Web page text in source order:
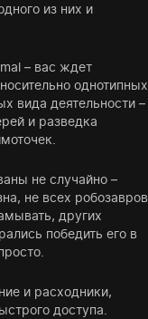
из них и
– вас ждет
однотипных
вида деятельности –
и разведка
не случайно –
не всех робозавров
других
победить его в
и расходники,
доступа.